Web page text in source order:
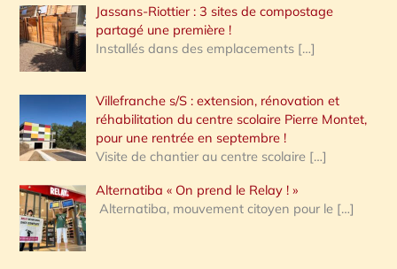
Jassans-Riottier : 3 sites de compostage
partagé une première !
Installés dans des emplacements […]
Villefranche s/S : extension, rénovation et
réhabilitation du centre scolaire Pierre Montet,
pour une rentrée en septembre !
Visite de chantier au centre scolaire […]
Alternatiba « On prend le Relay ! »
Alternatiba, mouvement citoyen pour le […]